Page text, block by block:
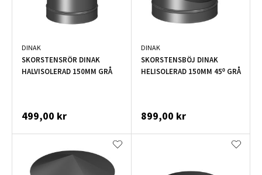
DINAK
SKORSTENSRÖR DINAK
HALVISOLERAD 150MM GRÅ
499,00 kr
DINAK
SKORSTENSBÖJ DINAK
HELISOLERAD 150MM 45º GRÅ
899,00 kr